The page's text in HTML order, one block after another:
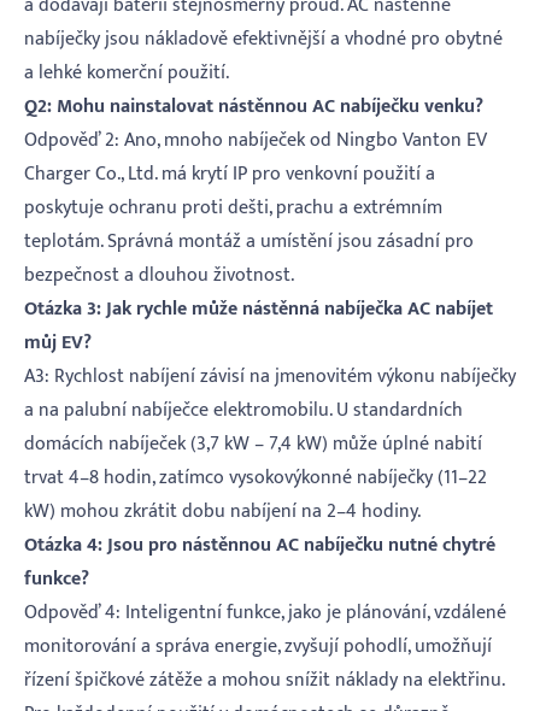
nabíječky jsou nákladově efektivnější a vhodné pro obytné
a lehké komerční použití.
Q2: Mohu nainstalovat nástěnnou AC nabíječku venku?
Odpověď 2: Ano, mnoho nabíječek od Ningbo Vanton EV
Charger Co., Ltd. má krytí IP pro venkovní použití a
poskytuje ochranu proti dešti, prachu a extrémním
teplotám. Správná montáž a umístění jsou zásadní pro
bezpečnost a dlouhou životnost.
Otázka 3: Jak rychle může nástěnná nabíječka AC nabíjet
můj EV?
A3: Rychlost nabíjení závisí na jmenovitém výkonu nabíječky
a na palubní nabíječce elektromobilu. U standardních
domácích nabíječek (3,7 kW – 7,4 kW) může úplné nabití
trvat 4–8 hodin, zatímco vysokovýkonné nabíječky (11–22
kW) mohou zkrátit dobu nabíjení na 2–4 ​​hodiny.
Otázka 4: Jsou pro nástěnnou AC nabíječku nutné chytré
funkce?
Odpověď 4: Inteligentní funkce, jako je plánování, vzdálené
monitorování a správa energie, zvyšují pohodlí, umožňují
řízení špičkové zátěže a mohou snížit náklady na elektřinu.